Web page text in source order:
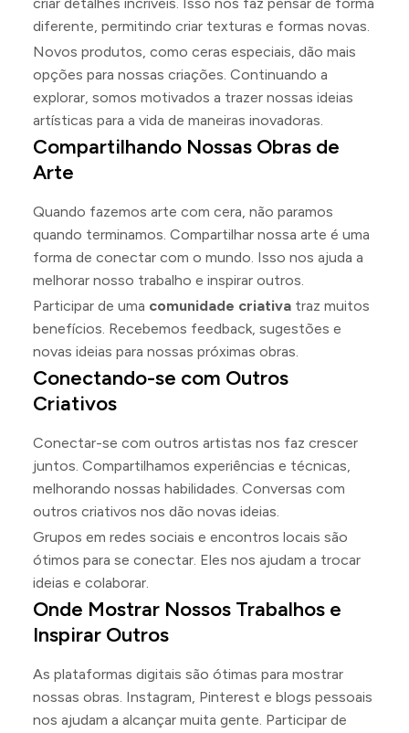
diferente, permitindo criar texturas e formas novas.
Novos produtos, como ceras especiais, dão mais
opções para nossas criações. Continuando a
explorar, somos motivados a trazer nossas ideias
artísticas para a vida de maneiras inovadoras.
Compartilhando Nossas Obras de
Arte
Quando fazemos arte com cera, não paramos
quando terminamos. Compartilhar nossa arte é uma
forma de conectar com o mundo. Isso nos ajuda a
melhorar nosso trabalho e inspirar outros.
Participar de uma comunidade criativa traz muitos
benefícios. Recebemos feedback, sugestões e
novas ideias para nossas próximas obras.
Conectando-se com Outros
Criativos
Conectar-se com outros artistas nos faz crescer
juntos. Compartilhamos experiências e técnicas,
melhorando nossas habilidades. Conversas com
outros criativos nos dão novas ideias.
Grupos em redes sociais e encontros locais são
ótimos para se conectar. Eles nos ajudam a trocar
ideias e colaborar.
Onde Mostrar Nossos Trabalhos e
Inspirar Outros
As plataformas digitais são ótimas para mostrar
nossas obras. Instagram, Pinterest e blogs pessoais
nos ajudam a alcançar muita gente. Participar de